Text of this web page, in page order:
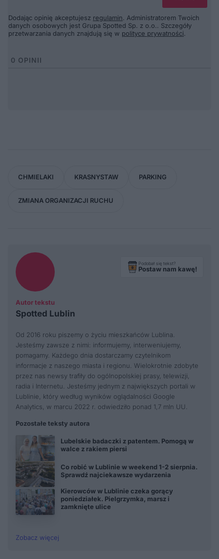
Dodając opinię akceptujesz regulamin. Administratorem Twoich
danych osobowych jest Grupa Spotted Sp. z o.o.. Szczegóły
przetwarzania danych znajdują się w polityce prywatności.
0 OPINII
CHMIELAKI KRASNYSTAW PARKING
ZMIANA ORGANIZACJI RUCHU
Autor tekstu
Spotted Lublin
Podobał się tekst?
Postaw nam kawę!
Od 2016 roku piszemy o życiu mieszkańców Lublina.
Jesteśmy zawsze z nimi: informujemy, interweniujemy,
pomagamy. Każdego dnia dostarczamy czytelnikom
informacje z naszego miasta i regionu. Wielokrotnie zdobyte
przez nas newsy trafiły do ogólnopolskiej prasy, telewizji,
radia i Internetu. Jesteśmy jednym z największych portali w
Lublinie, który według wyników oglądalności Google
Analytics, w marcu 2022 r. odwiedziło ponad 1,7 mln UU.
Pozostałe teksty autora
Lubelskie badaczki z patentem. Pomogą w
walce z rakiem piersi
Co robić w Lublinie w weekend 1-2 sierpnia.
Sprawdź najciekawsze wydarzenia
Kierowców w Lublinie czeka gorący
poniedziałek. Pielgrzymka, marsz i
zamknięte ulice
Zobacz więcej